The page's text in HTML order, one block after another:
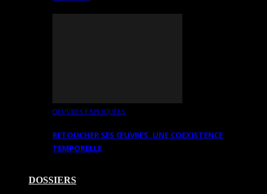
OEUVRES EXPLIQUÉES
RETOUCHER SES ŒUVRES. UNE COEXISTENCE
TEMPORELLE
DOSSIERS